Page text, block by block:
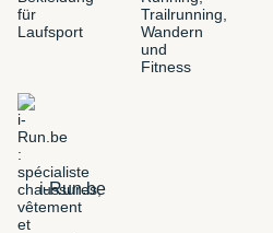
i-Run.be